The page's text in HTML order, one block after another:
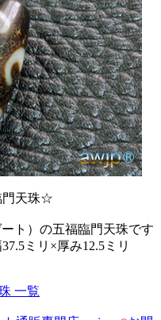
門天珠☆
ト）の五福臨門天珠です
ミリ×厚み12.5ミリ
一覧